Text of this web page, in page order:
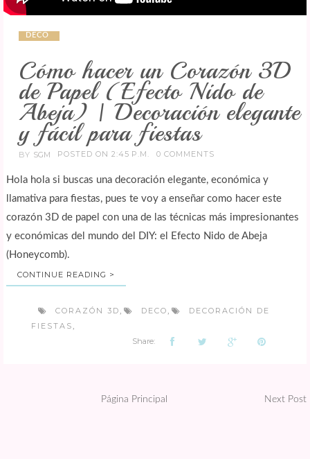
DECO
Cómo hacer un Corazón 3D
de Papel (Efecto Nido de
Abeja) | Decoración elegante
y fácil para fiestas
BY SGM POSTED ON 2:45 P.M. 0 COMMENTS
Hola hola si buscas una decoración elegante, económica y
llamativa para fiestas, pues te voy a enseñar como hacer este
corazón 3D de papel con una de las técnicas más impresionantes
y económicas del mundo del DIY: el Efecto Nido de Abeja
(Honeycomb).
CONTINUE READING >
CORAZÓN 3D DECO
DECORACIÓN DE
FIESTAS
Share:
Página Principal Next Post